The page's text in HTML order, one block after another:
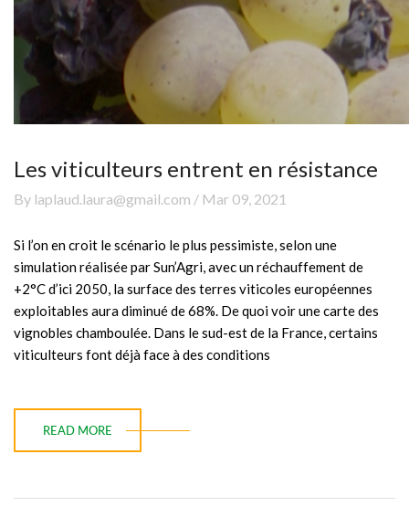
Les viticulteurs entrent en résistance
By laplaud.laura@gmail.com / Mar 09, 2021
Si l’on en croit le scénario le plus pessimiste, selon une
simulation réalisée par Sun’Agri, avec un réchauffement de
+2°C d’ici 2050, la surface des terres viticoles européennes
exploitables aura diminué de 68%. De quoi voir une carte des
vignobles chamboulée. Dans le sud-est de la France, certains
viticulteurs font déjà face à des conditions
READ MORE